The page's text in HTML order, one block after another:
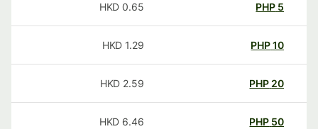
PHP
0.65
HKD
PHP
1.29
HKD
20
PHP
2.59
HKD
50
PHP
6.46
HKD